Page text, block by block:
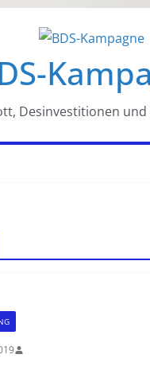
Desinvestitionen und